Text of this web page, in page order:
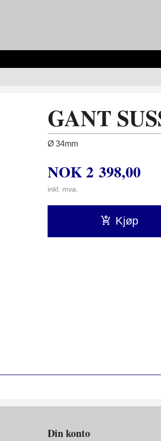
GANT
Ø 34mm
NOK2 398,00
inkl. mva.
Kjøp
Din konto